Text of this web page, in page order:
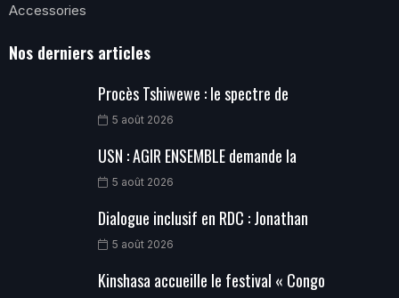
Accessories
Nos derniers articles
Procès Tshiwewe : le spectre de
5 août 2026
USN : AGIR ENSEMBLE demande la
5 août 2026
Dialogue inclusif en RDC : Jonathan
5 août 2026
Kinshasa accueille le festival « Congo